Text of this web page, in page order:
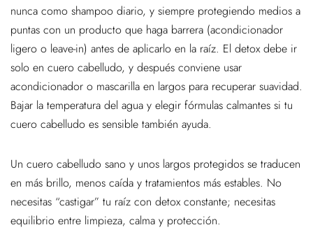
nunca como shampoo diario, y siempre protegiendo medios a
puntas con un producto que haga barrera (acondicionador
ligero o leave-in) antes de aplicarlo en la raíz. El detox debe ir
solo en cuero cabelludo, y después conviene usar
acondicionador o mascarilla en largos para recuperar suavidad.
Bajar la temperatura del agua y elegir fórmulas calmantes si tu
cuero cabelludo es sensible también ayuda.
Un cuero cabelludo sano y unos largos protegidos se traducen
en más brillo, menos caída y tratamientos más estables. No
necesitas “castigar” tu raíz con detox constante; necesitas
equilibrio entre limpieza, calma y protección.